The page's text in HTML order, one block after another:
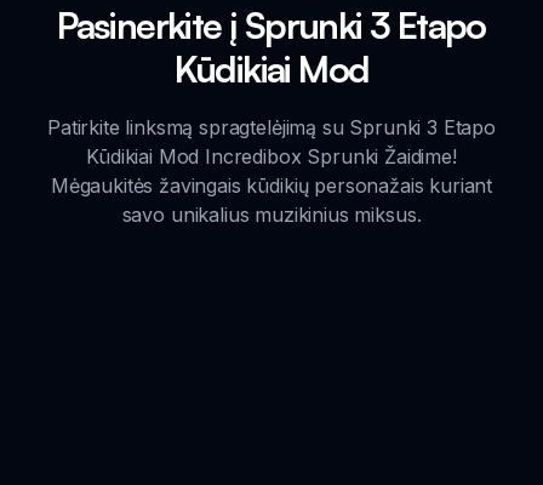
Pasinerkite į Sprunki 3 Etapo
Kūdikiai Mod
Patirkite linksmą spragtelėjimą su Sprunki 3 Etapo
Kūdikiai Mod Incredibox Sprunki Žaidime!
Mėgaukitės žavingais kūdikių personažais kuriant
savo unikalius muzikinius miksus.